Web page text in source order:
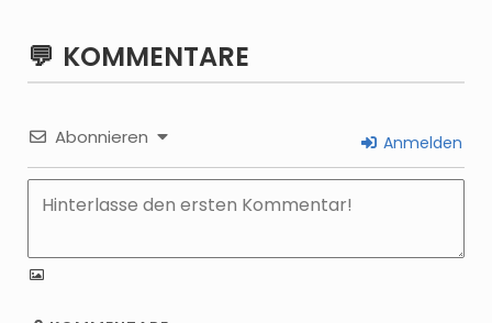
KOMMENTARE
Abonnieren Anmelden